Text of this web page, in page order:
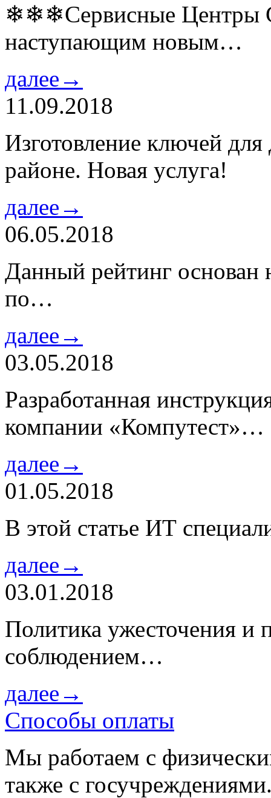
❄❄❄Сервисные Центры
наступающим новым…
далее→
11.09.2018
Изготовление ключей
районе. Новая услуга!
далее→
06.05.2018
Данный рейтинг основан
по…
далее→
03.05.2018
Разработанная
компании «Компутест»…
далее→
01.05.2018
В этой статье ИТ
далее→
03.01.2018
Политика ужесточения и
соблюдением…
далее→
Способы оплаты
Мы работаем с
также с